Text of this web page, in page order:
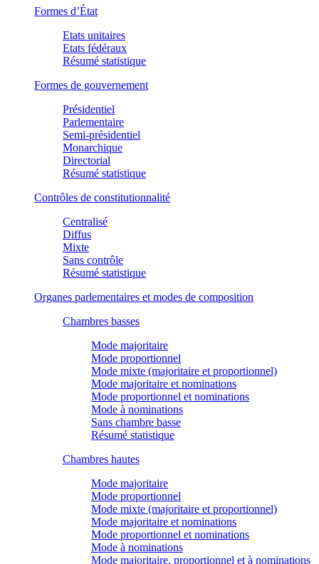
Formes d’État
Etats unitaires
Etats fédéraux
Résumé statistique
Formes de gouvernement
Présidentiel
Parlementaire
Semi-présidentiel
Monarchique
Directorial
Résumé statistique
Contrôles de constitutionnalité
Centralisé
Diffus
Mixte
Sans contrôle
Résumé statistique
Organes parlementaires et modes de composition
Chambres basses
Mode majoritaire
Mode proportionnel
Mode mixte (majoritaire et proportionnel)
Mode majoritaire et nominations
Mode proportionnel et nominations
Mode à nominations
Sans chambre basse
Résumé statistique
Chambres hautes
Mode majoritaire
Mode proportionnel
Mode mixte (majoritaire et proportionnel)
Mode majoritaire et nominations
Mode proportionnel et nominations
Mode à nominations
Mode majoritaire, proportionnel et à nominations